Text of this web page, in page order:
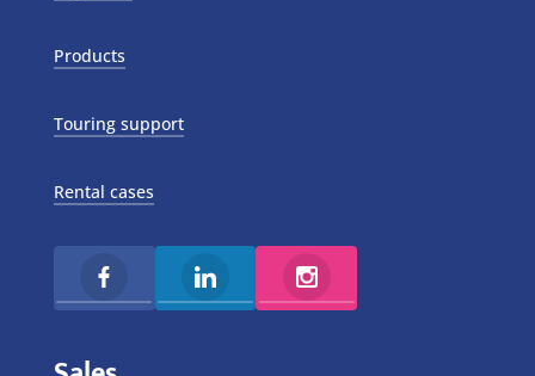
Products
Touring support
Rental cases